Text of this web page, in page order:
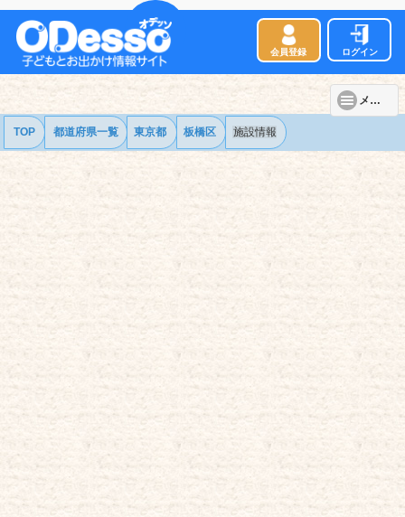
会員登録 ログイン
メニュー
TOP 都道府県一覧 東京都 板橋区 施設情報